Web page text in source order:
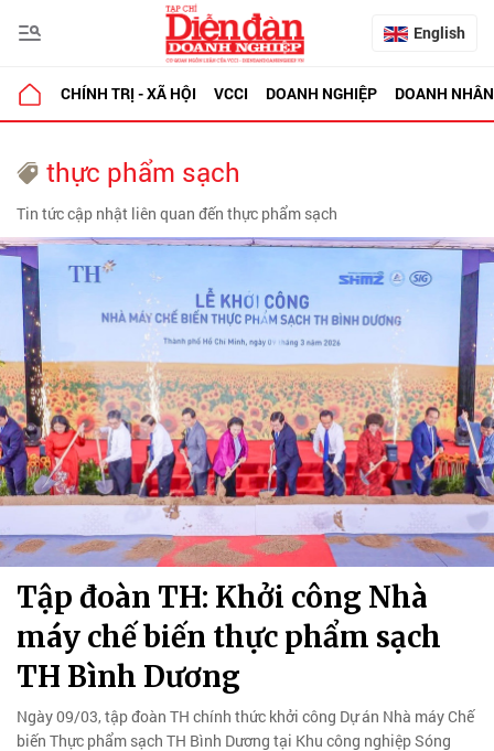
English
CHÍNH TRỊ - XÃ HỘI VCCI DOANH NGHIỆP DOANH NHÂN
thực phẩm sạch
Tin tức cập nhật liên quan đến thực phẩm sạch
Tập đoàn TH: Khởi công Nhà
máy chế biến thực phẩm sạch
TH Bình Dương
Ngày 09/03, tập đoàn TH chính thức khởi công Dự án Nhà máy Chế
biến Thực phẩm sạch TH Bình Dương tại Khu công nghiệp Sóng